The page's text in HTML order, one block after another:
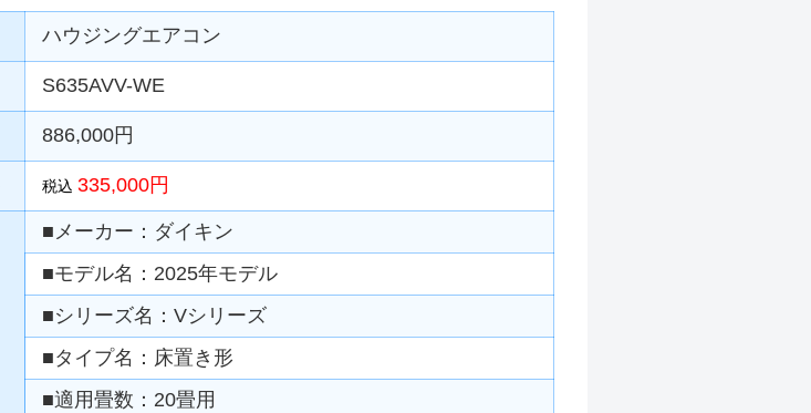
ハウジングエアコン
S635AVV-WE
886,000円
税込 335,000円
■メーカー：ダイキン
■モデル名：2025年モデル
■シリーズ名：Vシリーズ
■タイプ名：床置き形
■適用畳数：20畳用